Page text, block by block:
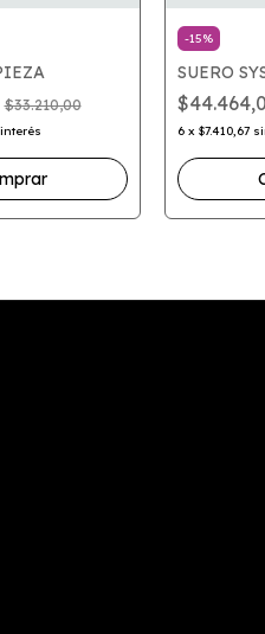
$33.210,00
-15%
SUERO
6 x $7.410,67